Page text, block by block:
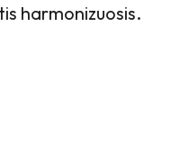
harmonizuosis.